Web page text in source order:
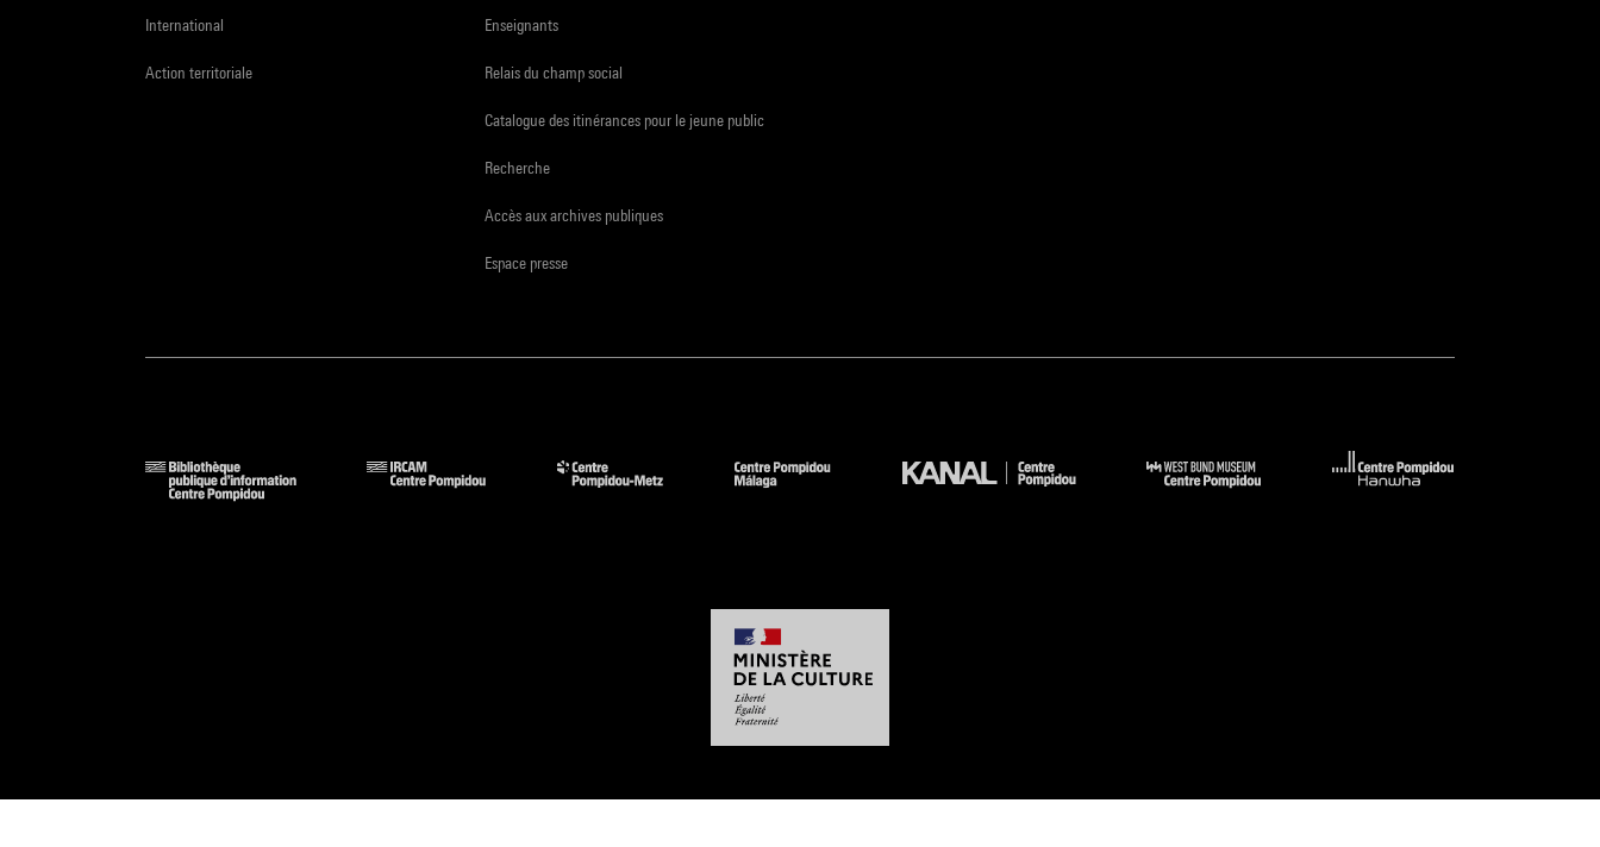
International
Action territoriale
Enseignants
Relais du champ social
Catalogue des itinérances pour le jeune public
Recherche
Accès aux archives publiques
Espace presse